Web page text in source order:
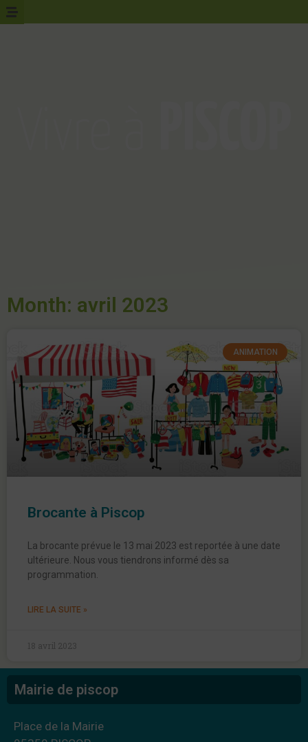
Month: avril 2023
ANIMATION
Brocante à Piscop
La brocante prévue le 13 mai 2023 est reportée à une date
ultérieure. Nous vous tiendrons informé dès sa
programmation.
LIRE LA SUITE »
18 avril 2023
Mairie de piscop
Place de la Mairie